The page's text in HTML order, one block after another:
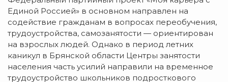
Единой Россией» в основном направлен на
содействие гражданам в вопросах переобучения,
трудоустройства, самозанятости — ориентирован
на взрослых людей. Однако в период летних
каникул в Брянской области Центры занятости
населения часть усилий направили на временное
трудоустройство школьников подросткового